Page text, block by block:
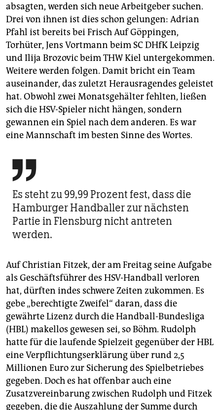
absagten, werden sich neue Arbeitgeber suchen.
Drei von ihnen ist dies schon gelungen: Adrian
Pfahl ist bereits bei Frisch Auf Göppingen,
Torhüter, Jens Vortmann beim SC DHfK Leipzig
und Ilija Brozovic beim THW Kiel untergekommen.
Weitere werden folgen. Damit bricht ein Team
auseinander, das zuletzt Herausragendes geleistet
hat. Obwohl zwei Monatsgehälter fehlten, ließen
sich die HSV-Spieler nicht hängen, sondern
gewannen ein Spiel nach dem anderen. Es war
eine Mannschaft im besten Sinne des Wortes.

Es steht zu 99,99 Prozent fest, dass die
Hamburger Handballer zur nächsten
Partie in Flensburg nicht antreten
werden.
Auf Christian Fitzek, der am Freitag seine Aufgabe
als Geschäftsführer des HSV-Handball verloren
hat, dürften indes schwere Zeiten zukommen. Es
gebe „berechtigte Zweifel“ daran, dass die
gewährte Lizenz durch die Handball-Bundesliga
(HBL) makellos gewesen sei, so Böhm. Rudolph
hatte für die laufende Spielzeit gegenüber der HBL
eine Verpflichtungserklärung über rund 2,5
Millionen Euro zur Sicherung des Spielbetriebes
gegeben. Doch es hat offenbar auch eine
Zusatzvereinbarung zwischen Rudolph und Fitzek
gegeben, die die Auszahlung der Summe durch